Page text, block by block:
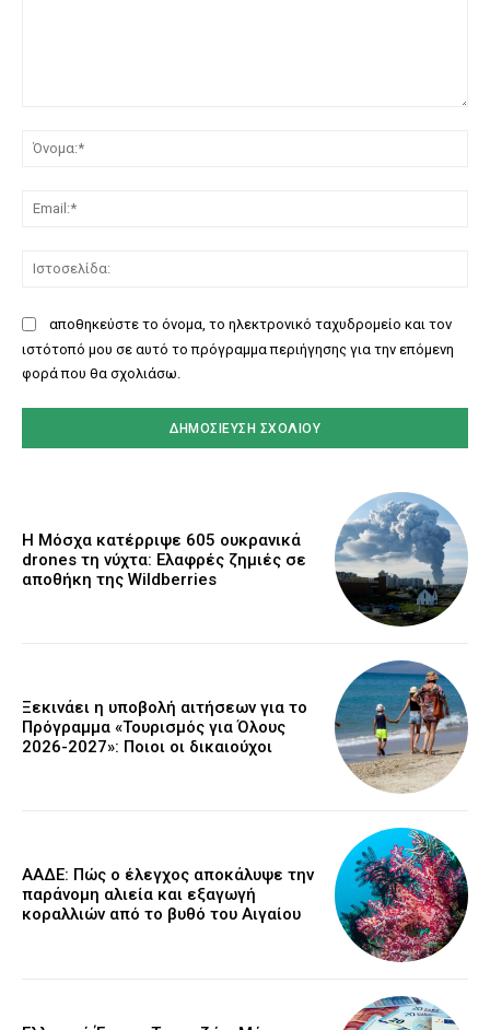
αποθηκεύστε το όνομα, το ηλεκτρονικό ταχυδρομείο και τον
ιστότοπό μου σε αυτό το πρόγραμμα περιήγησης για την επόμενη
φορά που θα σχολιάσω.
Η Μόσχα κατέρριψε 605 ουκρανικά
drones τη νύχτα: Ελαφρές ζημιές σε
αποθήκη της Wildberries
Ξεκινάει η υποβολή αιτήσεων για το
Πρόγραμμα «Τουρισμός για Όλους
2026-2027»: Ποιοι οι δικαιούχοι
ΑΑΔΕ: Πώς ο έλεγχος αποκάλυψε την
παράνομη αλιεία και εξαγωγή
κοραλλιών από το βυθό του Αιγαίου